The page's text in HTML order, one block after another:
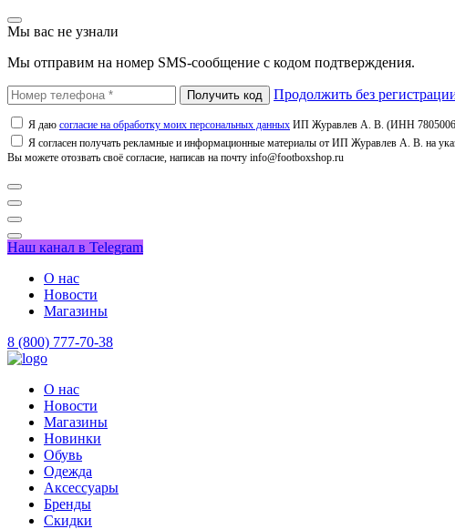
Мы вас не узнали
Мы отправим на номер SMS-сообщение с кодом подтверждения.
Продолжить без
Я даю согласие на обработку моих персональных данных ИП Журавлев А. В. (ИНН
Я согласен получать рекламные и информационные материалы от ИП Журавлев А. В. на
Вы можете отозвать своё согласие, написав на почту info@footboxshop.ru
Наш канал в Telegram
О нас
Новости
Магазины
8 (800) 777-70-38
О нас
Новости
Магазины
Новинки
Обувь
Одежда
Аксессуары
Бренды
Скидки